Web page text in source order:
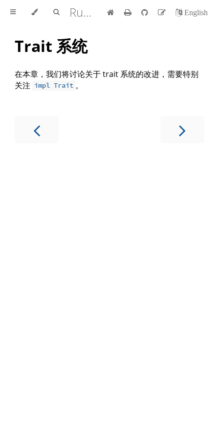
Rust 版本指南 中文版 English
Trait 系统
在本章，我们将讨论关于 trait 系统的改进，需要特别
关注 impl Trait 。